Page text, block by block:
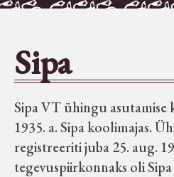
Seltsid-ühingud
Aiandus
Tuletõrje
Sipa
Sipa VT ühingu asutamise
1935. a. Sipa koolimajas.
registreeriti juba 25. aug.
tegevuspiirkonnaks oli